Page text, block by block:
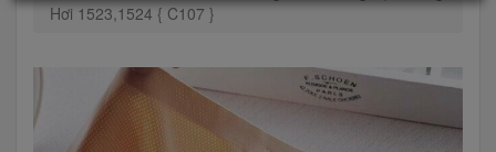
Hơi 1523,1524 { C107 }